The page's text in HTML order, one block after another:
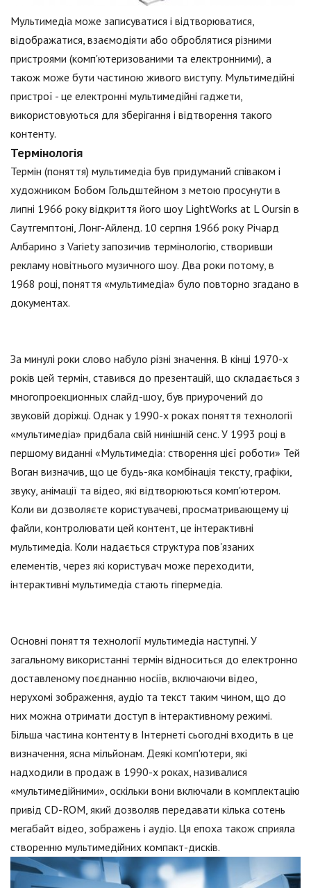
Мультимедіа може записуватися і відтворюватися,
відображатися, взаємодіяти або оброблятися різними
пристроями (комп'ютеризованими та електронними), а
також може бути частиною живого виступу. Мультимедійні
пристрої - це електронні мультимедійні гаджети,
використовуються для зберігання і відтворення такого
контенту.
Термінологія
Термін (поняття) мультимедіа був придуманий співаком і
художником Бобом Гольдштейном з метою просунути в
липні 1966 року відкриття його шоу LightWorks at L Oursin в
Саутгемптоні, Лонг-Айленд. 10 серпня 1966 року Річард
Албарино з Variety запозичив термінологію, створивши
рекламу новітнього музичного шоу. Два роки потому, в
1968 році, поняття «мультимедіа» було повторно згадано в
документах.
За минулі роки слово набуло різні значення. В кінці 1970-х
років цей термін, ставився до презентацій, що складається з
многопроекционных слайд-шоу, був приурочений до
звуковій доріжці. Однак у 1990-х роках поняття технології
«мультимедіа» придбала свій нинішній сенс. У 1993 році в
першому виданні «Мультимедіа: створення цієї роботи» Тей
Воган визначив, що це будь-яка комбінація тексту, графіки,
звуку, анімації та відео, які відтворюються комп'ютером.
Коли ви дозволяєте користувачеві, просматривающему ці
файли, контролювати цей контент, це інтерактивні
мультимедіа. Коли надається структура пов'язаних
елементів, через які користувач може переходити,
інтерактивні мультимедіа стають гіпермедіа.
Основні поняття технології мультимедіа наступні. У
загальному використанні термін відноситься до електронно
доставленому поєднанню носіїв, включаючи відео,
нерухомі зображення, аудіо та текст таким чином, що до
них можна отримати доступ в інтерактивному режимі.
Більша частина контенту в Інтернеті сьогодні входить в це
визначення, ясна мільйонам. Деякі комп'ютери, які
надходили в продаж в 1990-х роках, називалися
«мультимедійними», оскільки вони включали в комплектацію
привід CD-ROM, який дозволяв передавати кілька сотень
мегабайт відео, зображень і аудіо. Ця епоха також сприяла
створенню мультимедійних компакт-дисків.